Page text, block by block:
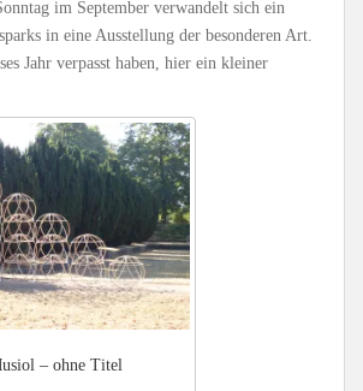
im September verwandelt sich ein
in eine Ausstellung der besonderen Art.
Jahr verpasst haben, hier ein kleiner
– ohne Titel